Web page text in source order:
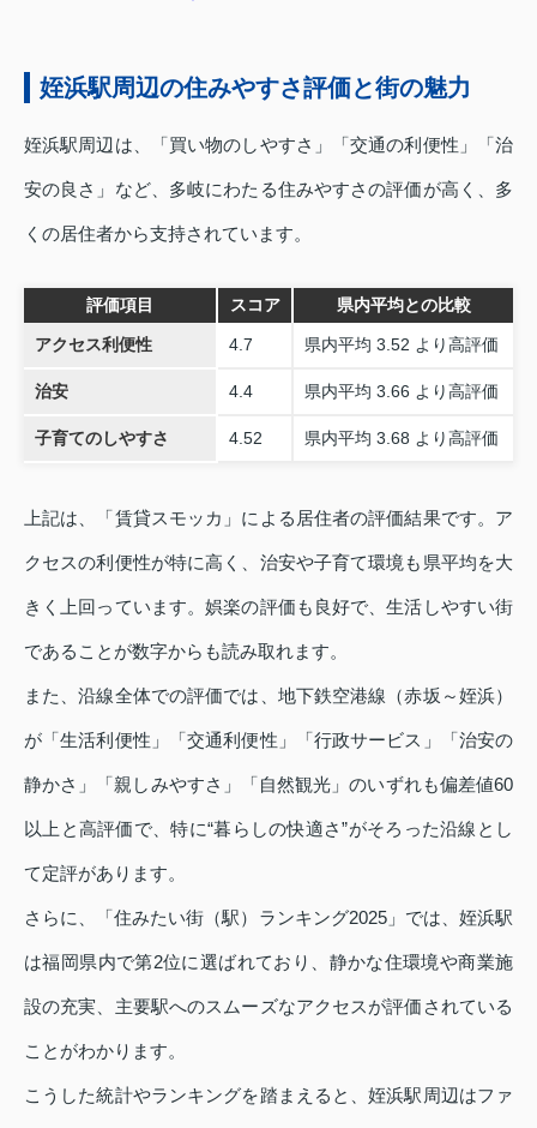
姪浜駅周辺の住みやすさ評価と街の魅力
姪浜駅周辺は、「買い物のしやすさ」「交通の利便性」「治
安の良さ」など、多岐にわたる住みやすさの評価が高く、多
くの居住者から支持されています。
評価項目 スコア 県内平均との比較
アクセス利便性 4.7 県内平均 3.52 より高評価
治安 4.4 県内平均 3.66 より高評価
子育てのしやすさ 4.52 県内平均 3.68 より高評価
上記は、「賃貸スモッカ」による居住者の評価結果です。ア
クセスの利便性が特に高く、治安や子育て環境も県平均を大
きく上回っています。娯楽の評価も良好で、生活しやすい街
であることが数字からも読み取れます。
また、沿線全体での評価では、地下鉄空港線（赤坂～姪浜）
が「生活利便性」「交通利便性」「行政サービス」「治安の
静かさ」「親しみやすさ」「自然観光」のいずれも偏差値60
以上と高評価で、特に“暮らしの快適さ”がそろった沿線とし
て定評があります。
さらに、「住みたい街（駅）ランキング2025」では、姪浜駅
は福岡県内で第2位に選ばれており、静かな住環境や商業施
設の充実、主要駅へのスムーズなアクセスが評価されている
ことがわかります。
こうした統計やランキングを踏まえると、姪浜駅周辺はファ